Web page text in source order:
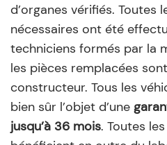
d’organes vérifiés. Toutes
nécessaires ont été
techniciens formés par la
les pièces remplacées
constructeur. Tous les
bien sûr l’objet d’une
jusqu’à 36 mois. Toutes